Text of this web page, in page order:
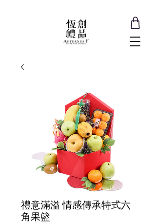
禮意滿溢 情感傳承特式六
角果籃